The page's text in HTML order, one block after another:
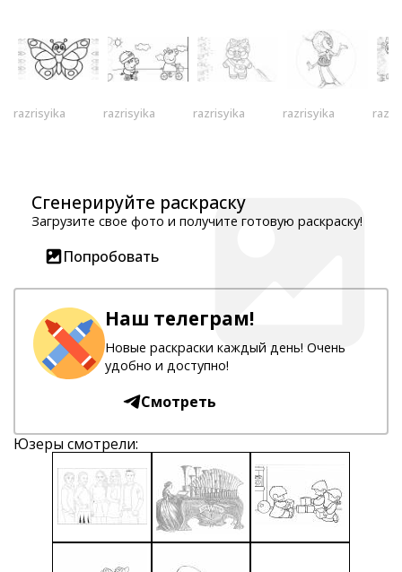
razrisyika razrisyika razrisyika razrisyika
Сгенерируйте раскраску
Загрузите свое фото и получите готовую раскраску!
Попробовать
Наш телеграм!
Новые раскраски каждый день! Очень
удобно и доступно!
Смотреть
Юзеры смотрели: